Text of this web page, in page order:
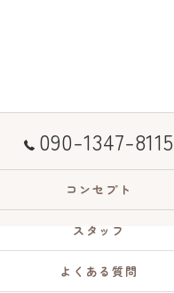
090-1347-8115
コンセプト
スタッフ
よくある質問